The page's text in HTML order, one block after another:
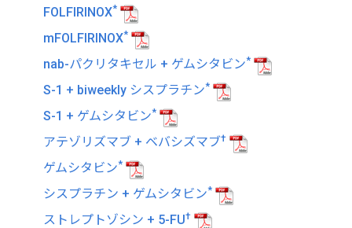
FOLFIRINOX*
mFOLFIRINOX*
nab-パクリタキセル + ゲムシタビン*
S-1 + biweekly シスプラチン*
S-1 + ゲムシタビン*
アテゾリズマブ + ベバシズマブ†
ゲムシタビン*
シスプラチン + ゲムシタビン*
ストレプトゾシン + 5-FU†